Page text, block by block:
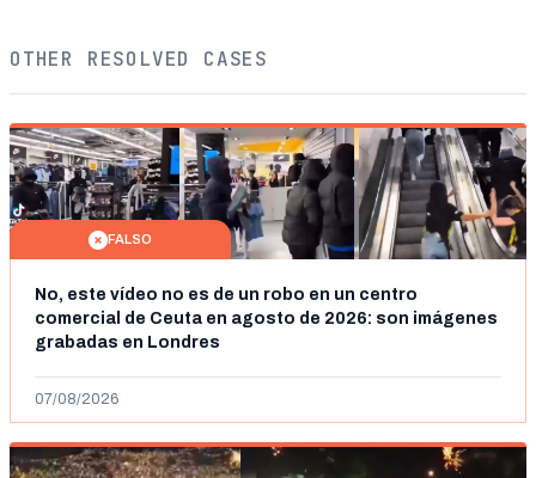
OTHER RESOLVED CASES
FALSO
No, este vídeo no es de un robo en un centro
comercial de Ceuta en agosto de 2026: son imágenes
grabadas en Londres
07/08/2026